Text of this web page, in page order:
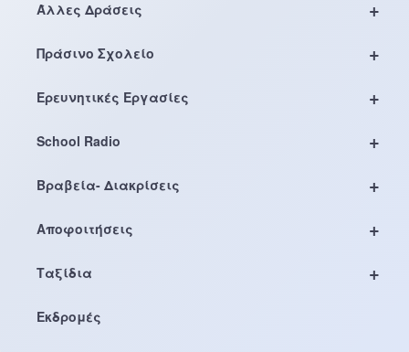
+
Άλλες Δράσεις
+
Πράσινο Σχολείο
+
Ερευνητικές Εργασίες
+
School Radio
+
Βραβεία- Διακρίσεις
+
Αποφοιτήσεις
+
Ταξίδια
Εκδρομές